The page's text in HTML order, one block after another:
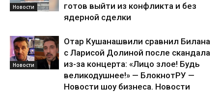
Новости
готов выйти из конфликта и без
ядерной сделки
Новости
Отар Кушанашвили сравнил Билана
с Ларисой Долиной после скандала
из-за концерта: «Лицо злое! Будь
великодушнее!» — БлокнотРУ —
Новости шоу бизнеса. Новости